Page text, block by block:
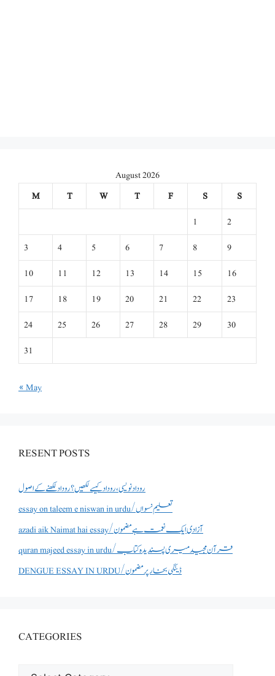
August 2026
M
T W T F S
S
1
2
3
4 5 6 7 8
9
10
11 12 13 14 15
16
17
18 19 20 21 22
23
24
25 26 27 28 29
30
31
« May
RESENT POSTS
روداد نویسی ،روداد کیسے لکھیں؟ روداد لکھنے کے اصول
essay on taleem e niswan in urdu/تعلیم نسواں
azadi aik Naimat hai essay/آزادی ایک نعمت ہے مضمون
quran majeed essay in urdu/قرآن مجید میری پسندیدہ کتاب
DENGUE ESSAY IN URDU/ڈینگی بخار پر مضمون
CATEGORIES
CATEGORIES